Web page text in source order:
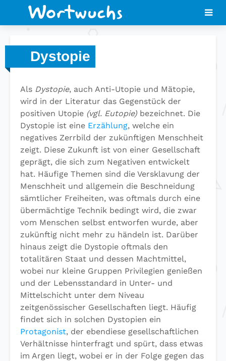
Dystopie
Als Dystopie, auch Anti-Utopie und Mätopie,
wird in der Literatur das Gegenstück der
positiven Utopie (vgl. Eutopie) bezeichnet. Die
Dystopie ist eine Erzählung, welche ein
negatives Zerrbild der zukünftigen Menschheit
zeigt. Diese Zukunft ist von einer Gesellschaft
geprägt, die sich zum Negativen entwickelt
hat. Häufige Themen sind die Versklavung der
Menschheit und allgemein die Beschneidung
sämtlicher Freiheiten, was oftmals durch eine
übermächtige Technik bedingt wird, die zwar
vom Menschen selbst entworfen wurde, aber
zukünftig nicht mehr zu händeln ist. Darüber
hinaus zeigt die Dystopie oftmals den
totalitären Staat und dessen Machtmittel,
wobei nur kleine Gruppen Privilegien genießen
und der Lebensstandard in Unter- und
Mittelschicht unter dem Niveau
zeitgenössischer Gesellschaften liegt. Häufig
findet sich in solchen Dystopien ein
Protagonist, der ebendiese gesellschaftlichen
Verhältnisse hinterfragt und spürt, dass etwas
im Argen liegt, wobei er in der Folge gegen das